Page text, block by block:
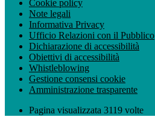
Cookie policy
Note legali
Informativa Privacy
Ufficio Relazioni con il Pubblico
Dichiarazione di accessibilità
Obiettivi di accessibilità
Whistleblowing
Gestione consensi cookie
Amministrazione trasparente
Pagina visualizzata 3119 volte